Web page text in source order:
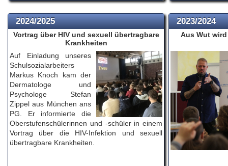
2024/2025
Vortrag über HIV und sexuell übertragbare
Krankheiten
Auf Einladung unseres
Schulsozialarbeiters
Markus Knoch kam der
Dermatologe und
Psychologe Stefan
Zippel aus München ans
PG. Er informierte die
Oberstufenschülerinnen und -schüler in einem
Vortrag über die HIV-Infektion und sexuell
übertragbare Krankheiten.
2023/2024
Aus Wut